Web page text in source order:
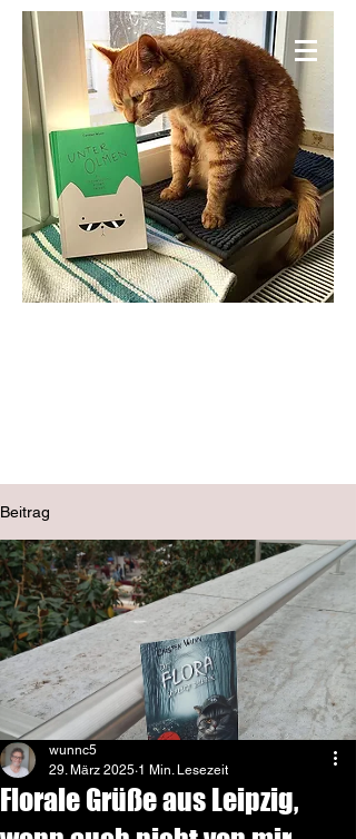
KNIESELS WELT
Beitrag
Florale Grüße aus Leipzig,
wunnc5
29. März 2025 1 Min. Lesezeit